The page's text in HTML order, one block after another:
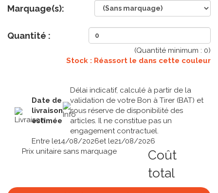
Marquage(s):
Quantité :
(Quantité minimum : 0)
Stock : Réassort le dans cette couleur
Date de
livraison
estimée
Délai indicatif, calculé à partir de la
validation de votre Bon à Tirer (BAT) et
sous réserve de disponibilité des
articles. Il ne constitue pas un
engagement contractuel.
Entre le14/08/2026et le21/08/2026
Prix unitaire sans marquage
Coût
total